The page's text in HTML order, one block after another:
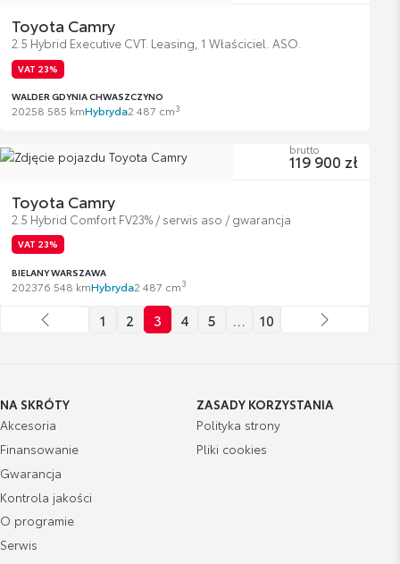
Toyota Camry
2.5 Hybrid Executive CVT. Leasing, 1 Właściciel. ASO.
VAT 23%
WALDER GDYNIA CHWASZCZYNO
20258 585 kmHybryda2 487 cm3
Toyota Camry
2.5 Hybrid Comfort FV23% / serwis aso / gwarancja
VAT 23%
BIELANY WARSZAWA
202376 548 kmHybryda2 487 cm3
brutto
119 900 zł
1 2 3 4 5 … 10
NA SKRÓTY
Akcesoria
Finansowanie
Gwarancja
Kontrola jakości
O programie
Serwis
ZASADY KORZYSTANIA
Polityka strony
Pliki cookies